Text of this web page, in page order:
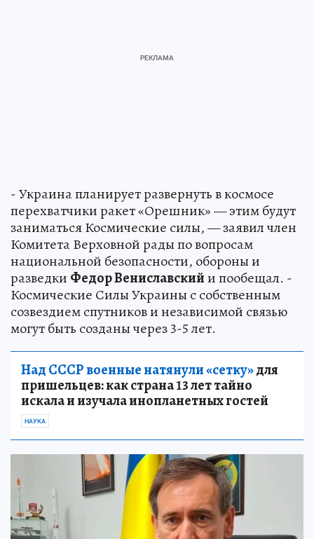
- Украина планирует развернуть в космосе
перехватчики ракет «Орешник» — этим будут
заниматься Космические силы, — заявил член
Комитета Верховной рады по вопросам
национальной безопасности, обороны и
разведки Федор Вениславскийи пообещал. -
Космические Силы Украины с собственным
созвездием спутников и независимой связью
могут быть созданы через 3-5 лет.
Над СССР военные натянули «сетку»для
пришельцев: как страна 13 лет тайно
искала и изучала инопланетных гостей
НАУКА